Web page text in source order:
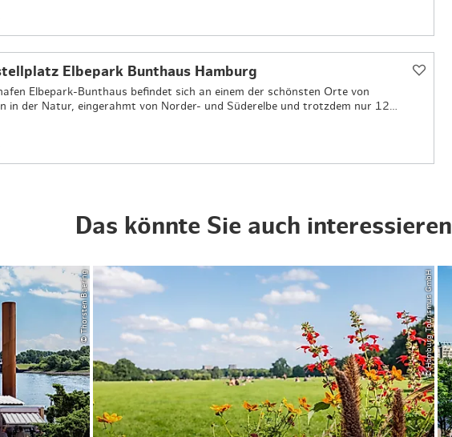
Elbepark Bunthaus Hamburg
Elbepark-Bunthaus befindet sich an einem der schönsten Orte von
in der Natur, eingerahmt von Norder- und Süderelbe und trotzdem nur 12…
Das könnte Sie auch interessieren
© Thorsten Baering © Hamburg Tourismus GmbH